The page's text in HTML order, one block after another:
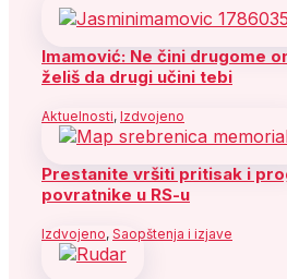
Imamović: Ne čini drugome
želiš da drugi učini tebi
Aktuelnosti, Izdvojeno
Prestanite vršiti pritisak i
povratnike u RS-u
Izdvojeno, Saopštenja i izjave